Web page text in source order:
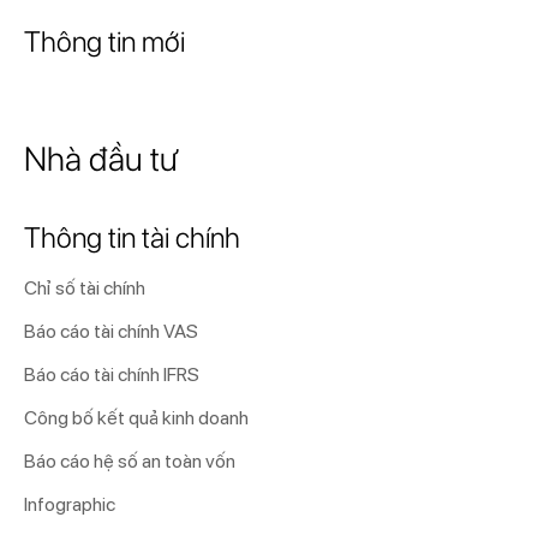
Thông tin mới
Nhà đầu tư
Thông tin tài chính
Chỉ số tài chính
Báo cáo tài chính VAS
Báo cáo tài chính IFRS
Công bố kết quả kinh doanh
Báo cáo hệ số an toàn vốn
Infographic